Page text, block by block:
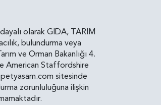
olarak GIDA, TARIM
bulundurma veya
ve Orman Bakanlığı 4.
American Staffordshire
petyasam.com sitesinde
zorunluluğuna ilişkin